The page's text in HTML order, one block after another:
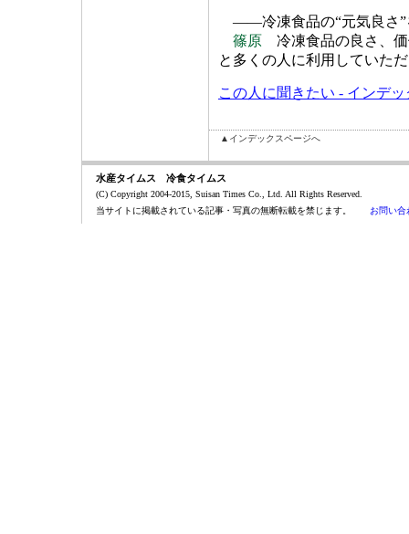
――冷凍食品の“元気良さ”
篠原 冷凍食品の良さ、価
と多くの人に利用していた
この人に聞きたい - インデ
▲インデックスページへ
水産タイムス 冷食タイムス
(C) Copyright 2004-2015, Suisan Times Co., Ltd. All Rights Reserved.
当サイトに掲載されている記事・写真の無断転載を禁じます。 お問い合